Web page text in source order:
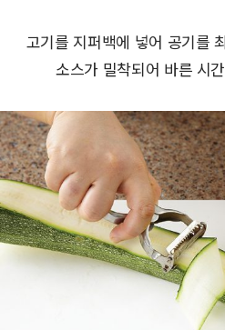
고기를 지퍼백에 넣어 공기를
소스가 밀착되어 바른 시